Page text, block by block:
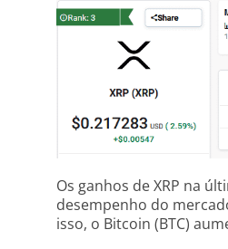
Os ganhos de XRP na
desempenho do
isso, o Bitcoin (BTC)